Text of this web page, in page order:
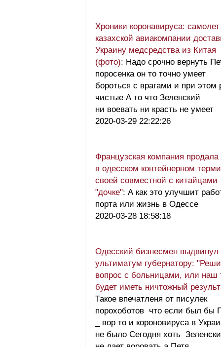
Хроники коронавируса: самолет
казахской авиакомпании
Украину медсредства из Китая
(фото): Надо срочно вернуть
поросенка он то точно умеет
бороться с врагами и при этом
чистые А то что Зеленский
ни воевать ни красть не умеет
2020-03-29 22:22:26
Французская компания
в одесском контейнерном
своей совместной с китайцами
"дочке": А как это улучшит
порта или жизнь в Одессе
2020-03-28 18:58:18
Одесский бизнесмен выдвинул
ультиматум губернатору:
вопрос с больницами, или наш
будет иметь ничтожный
Такое впечатленя от писулек
порохоботов что если был бы
_ вор то и короновируса в
не было Сегодня хоть